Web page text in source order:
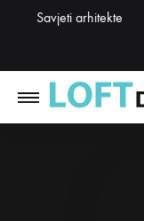
Savjeti arhitekte